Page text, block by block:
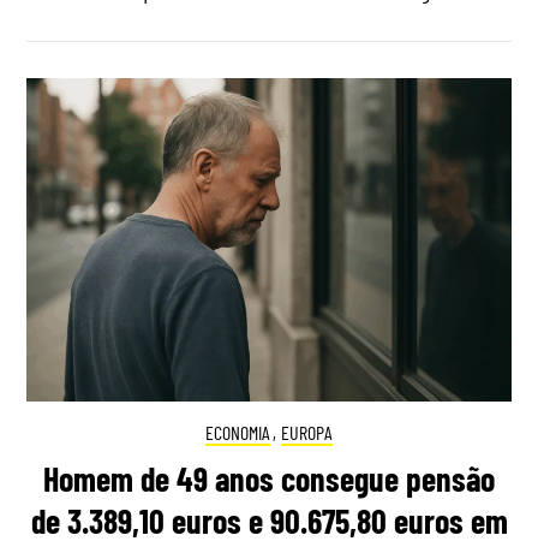
ECONOMIA , EUROPA
Homem de 49 anos consegue pensão
de 3.389,10 euros e 90.675,80 euros em